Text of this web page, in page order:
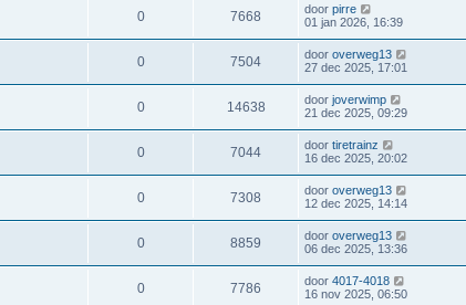
0 7668 door pirre
01 jan 2026, 16:39
0 7504 door overweg13
27 dec 2025, 17:01
0 14638 door joverwimp
21 dec 2025, 09:29
0 7044 door tiretrainz
16 dec 2025, 20:02
0 7308 door overweg13
12 dec 2025, 14:14
0 8859 door overweg13
06 dec 2025, 13:36
0 7786 door 4017-4018
16 nov 2025, 06:50